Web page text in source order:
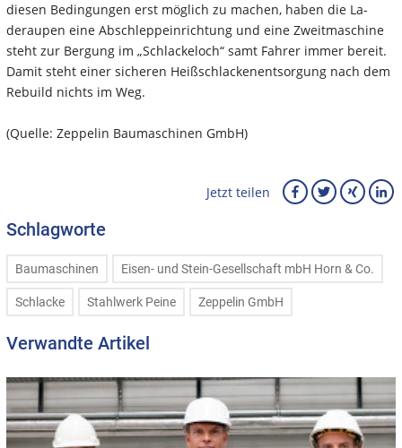
diesen Bedingungen erst möglich zu machen, haben die La-
deraupen eine Abschleppeinrichtung und eine Zweitmaschine
steht zur Bergung im „Schlackeloch“ samt Fahrer immer bereit.
Damit steht einer sicheren Heißschlackenentsorgung nach dem
Rebuild nichts im Weg.
(Quelle: Zeppelin Baumaschinen GmbH)
Jetzt teilen
Schlagworte
Baumaschinen Eisen- und Stein-Gesellschaft mbH Horn & Co.
Schlacke Stahlwerk Peine Zeppelin GmbH
Verwandte Artikel